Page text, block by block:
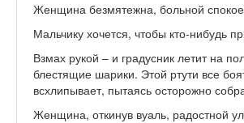
Женщина безмятежна, больной
Мальчику хочется, чтобы кто-нибудь
Взмах рукой – и градусник летит на
блестящие шарики. Этой ртути все
всхлипывает, пытаясь осторожно
Женщина, откинув вуаль, радостной